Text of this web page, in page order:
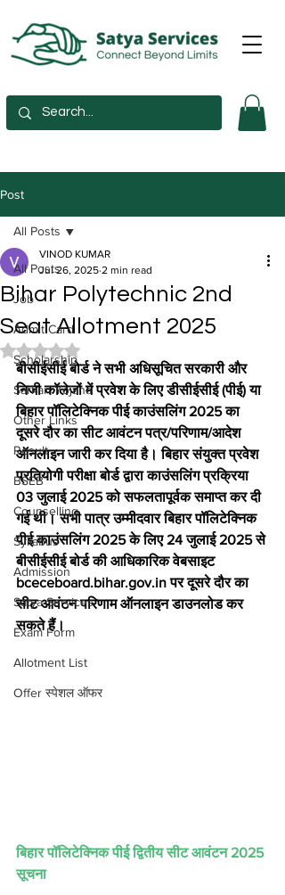
Post
All Posts
Job
Admit Card
Scholarship
Sarkari Yojana
Other Links
Result
BSEB
Counselling
Syllabus
Admission
Satya Services
Exam Form
Allotment List
Offer स्पेशल ऑफर
All Posts
Bihar Polytechnic 2nd
Seat Allotment 2025
VINOD KUMAR
Jul 26, 2025 2 min read
Rated NaN out of 5 stars.
बीसीईसीई बोर्ड ने सभी अधिसूचित सरकारी और
निजी कॉलेजों में प्रवेश के लिए डीसीईसीई (पीई) या
बिहार पॉलिटेक्निक पीई काउंसलिंग 2025 का
दूसरे दौर का सीट आवंटन पत्र/परिणाम/आदेश
ऑनलाइन जारी कर दिया है। बिहार संयुक्त प्रवेश
प्रतियोगी परीक्षा बोर्ड द्वारा काउंसलिंग प्रक्रिया
03 जुलाई 2025 को सफलतापूर्वक समाप्त कर दी
गई थी। सभी पात्र उम्मीदवार बिहार पॉलिटेक्निक
पीई काउंसलिंग 2025 के लिए 24 जुलाई 2025 से
बीसीईसीई बोर्ड की आधिकारिक वेबसाइट
bceceboard.bihar.gov.in पर दूसरे दौर का
सीट आवंटन परिणाम ऑनलाइन डाउनलोड कर
सकते हैं।
बिहार पॉलिटेक्निक पीई द्वितीय सीट आवंटन 2025
सूचना